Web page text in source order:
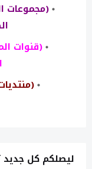
(مجموعات
(قنوات
ليصلكم كل جديد